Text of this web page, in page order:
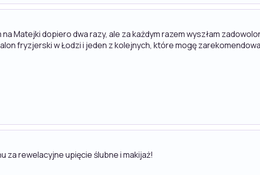
Matejki dopiero dwa razy, ale za każdym razem wyszłam
fryzjerski w Łodzi i jeden z kolejnych, które mogę
za rewelacyjne upięcie ślubne i makijaż!